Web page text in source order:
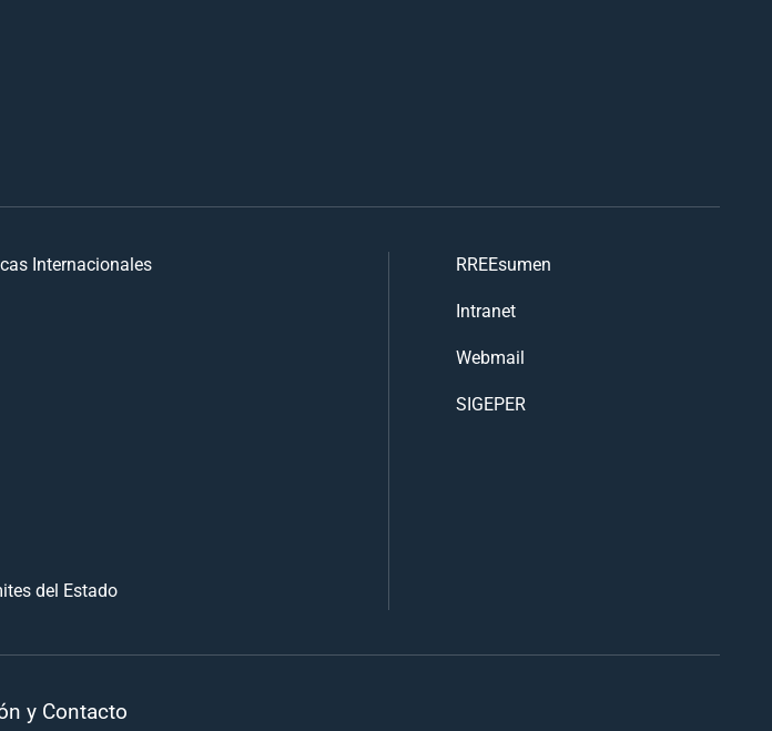
Internacionales
del Estado
RREEsumen
Intranet
Webmail
SIGEPER
y Contacto